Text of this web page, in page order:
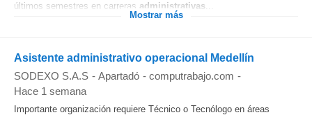
últimos semestres en carreras administrativas
Mostrar más
Asistente administrativo operacional Medellín
SODEXO S.A.S - Apartadó - computrabajo.com -
Hace 1 semana
Importante organización requiere Técnico o Tecnólogo en áreas